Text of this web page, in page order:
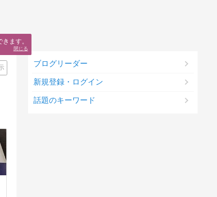
ブログリーダー
新規登録・ログイン
話題のキーワード
ます。
閉じる